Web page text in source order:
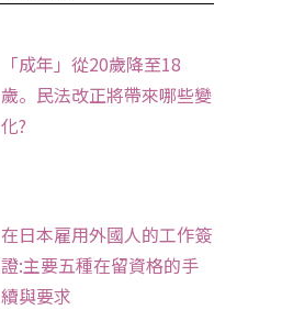
「成年」從20歲降至18
歲。民法改正將帶來哪些變
化?
在日本雇用外國人的工作簽
證:主要五種在留資格的手
續與要求